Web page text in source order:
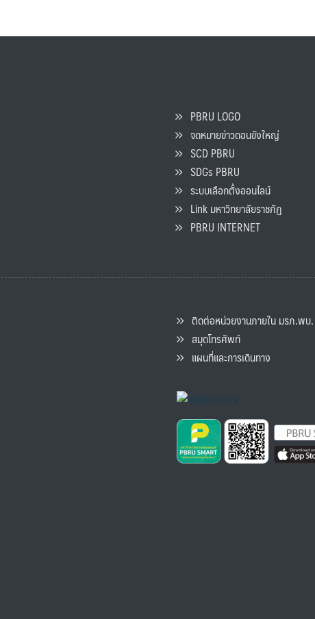
PBRU LOGO
จดหมายข่าวดอนขังใหญ่
SCD PBRU
SDGs PBRU
ระบบเลือกตั้งออนไลน์
Link มหาวิทยาลัยราชภัฏ
PBRU INTERNET
ติดต่อหน่วยงานภายใน มรภ.พบ.
สมุดโทรศัพท์
แผนที่และการเดินทาง